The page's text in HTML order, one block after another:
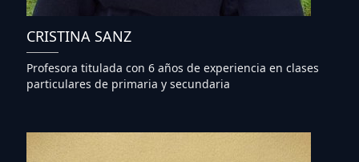
CRISTINA SANZ
Profesora titulada con 6 años de experiencia en clases
particulares de primaria y secundaria